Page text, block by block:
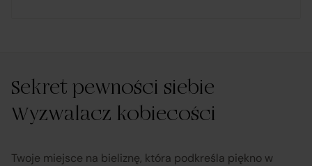
Sekret pewności siebie
Wyzwalacz kobiecości
Twoje miejsce na bieliznę, która podkreśla piękno w